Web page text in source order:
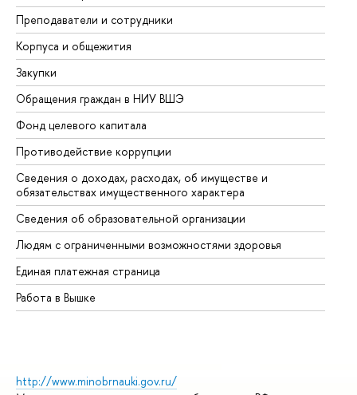
Преподаватели и сотрудники
Корпуса и общежития
Закупки
Обращения граждан в НИУ ВШЭ
Фонд целевого капитала
Противодействие коррупции
Сведения о доходах, расходах, об имуществе и
обязательствах имущественного характера
Сведения об образовательной организации
Людям с ограниченными возможностями здоровья
Единая платежная страница
Работа в Вышке
http://www.minobrnauki.gov.ru/